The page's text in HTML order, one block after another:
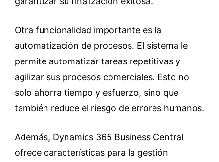
Otra funcionalidad importante es la
automatización de procesos. El sistema le
permite automatizar tareas repetitivas y
agilizar sus procesos comerciales. Esto no
solo ahorra tiempo y esfuerzo, sino que
también reduce el riesgo de errores humanos.
Además, Dynamics 365 Business Central
ofrece características para la gestión